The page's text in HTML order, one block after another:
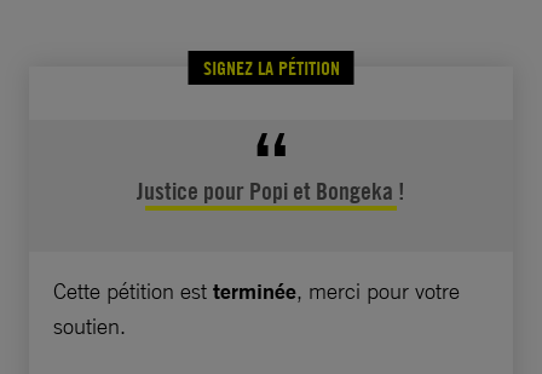
avaient été tuées par balle.
Deux hommes ont été arrêtés en possession
preuves selon le magistrat, ils ont rapidement
et un manque de volonté flagrant. Trois ans
après les meurtres, personne n’a été traduit en
SIGNEZ LA PÉTITION
Justice pour Popi et Bongeka !
Cette pétition est terminée, merci pour votre
soutien.